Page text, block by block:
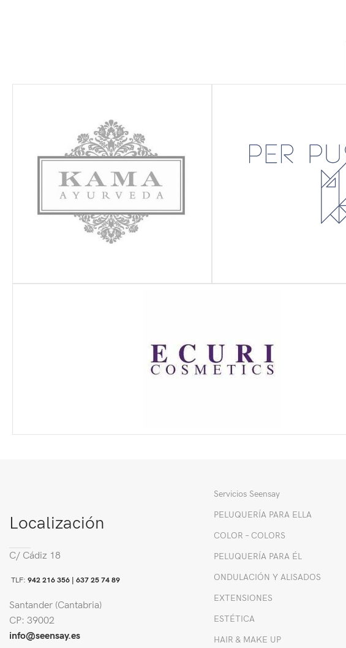
Localización
C/ Cádiz 18
TLF:942 216 356 |637 25 74 89
Santander (Cantabria)
CP: 39002
info@seensay.es
Servicios Seensay
PELUQUERÍA PARA ELLA
COLOR – COLORS
PELUQUERÍA PARA ÉL
ONDULACIÓN Y ALISADOS
EXTENSIONES
ESTÉTICA
HAIR & MAKE UP